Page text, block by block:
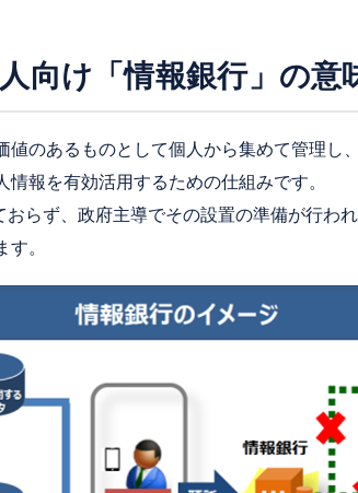
向け「情報銀行」の意
値のあるものとして個人から集めて管理し
報を有効活用するための仕組みです。
らず、政府主導でその設置の準備が行わ
。